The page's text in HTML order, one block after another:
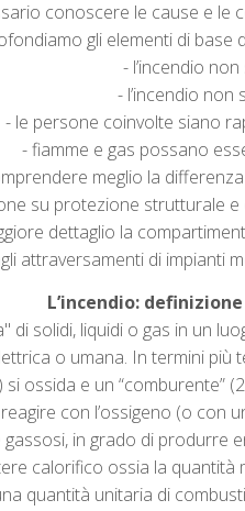
conoscere le cause e
gli elementi di base
- l’incendio
- l’incendio non
- le persone coinvolte siano
- fiamme e gas possano
meglio la
su protezione strutturale
dettaglio la
attraversamenti di impianti
L’incendio:
di solidi, liquidi o gas in un
o umana. In termini
si ossida e un “comburente”
con l’ossigeno (o
in grado di
calorifico ossia la
quantità unitaria di